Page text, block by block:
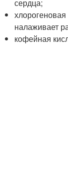
сердца;
хлорогеновая
налаживает
кофейная